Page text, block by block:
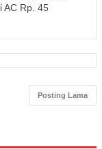
AC Rp. 45
Posting Lama